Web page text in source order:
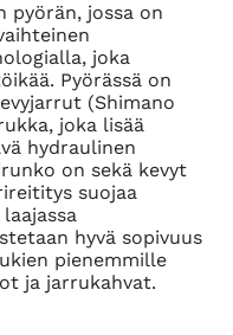
pyörän, jossa on
joka
Pyörässä on
(Shimano
joka lisää
hydraulinen
on sekä kevyt
suojaa
hyvä sopivuus
pienemmille
ja jarrukahvat.